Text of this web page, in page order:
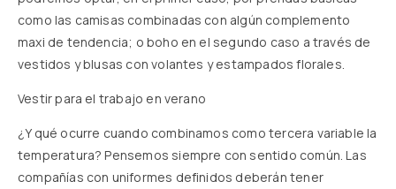
como las camisas combinadas con algún complemento
maxi de tendencia; o boho en el segundo caso a través de
vestidos y blusas con volantes y estampados florales.
Vestir para el trabajo en verano
¿Y qué ocurre cuando combinamos como tercera variable la
temperatura? Pensemos siempre con sentido común. Las
compañías con uniformes definidos deberán tener